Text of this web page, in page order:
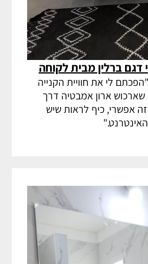
דגם ברלין מבית לקוחה
לי את חוויית הקנייה
ארון אמבטיה דרך
אפשרי, כיף לראות שיש